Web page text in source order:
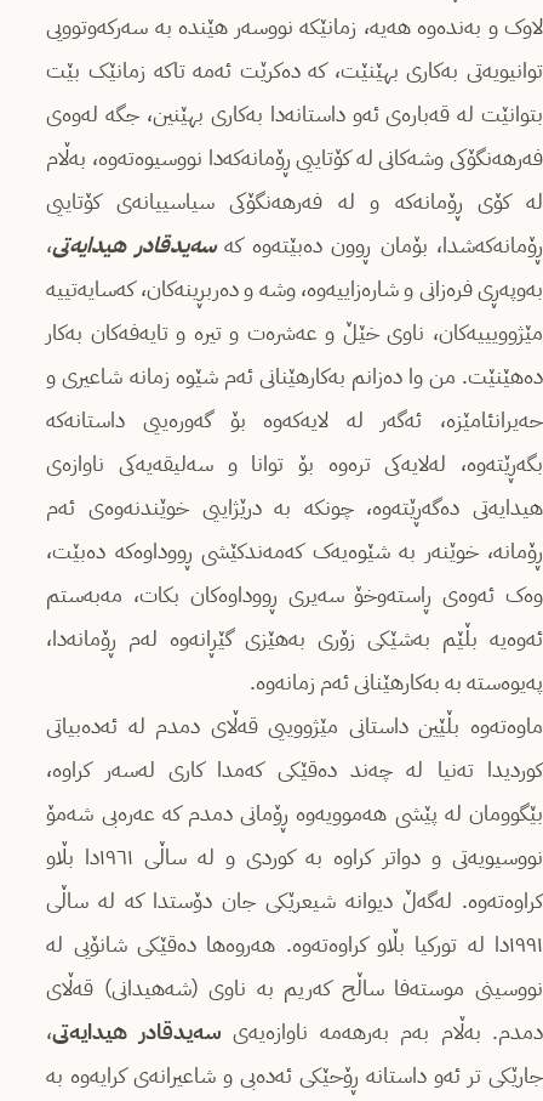
لاوک و بەندەوە هەیە، زمانێکە نووسەر هێندە بە سەرکەوتوویی
توانیویەتی بەکاری بهێنێت، کە دەکرێت ئەمە تاکە زمانێک بێت
بتوانێت لە قەبارەی ئەو داستانەدا بەکاری بهێنین، جگە لەوەی
فەرهەنگۆکی وشەکانی لە کۆتاییی ڕۆمانەکەدا نووسیوەتەوە، بەڵام
لە کۆی ڕۆمانەکە و لە فەرهەنگۆکی سیاسییانەی کۆتاییی
ڕۆمانەکەشدا، بۆمان ڕوون دەبێتەوە کەسه‌یدقادر هیدایەتی،
بەوپەڕی فره‌زانی و شارەزاییەوە، وشە و دەربڕینەکان، کەسایەتییە
مێژوویییەکان، ناوی خێڵ و عەشرەت و تیرە و تایەفەکان بەکار
دەهێنێت. من وا دەزانم بەکارهێنانی ئەم شێوە زمانە شاعیری و
حەیرانئامێزە، ئەگەر لە لایەکەوە بۆ گەورەییی داستانەکە
بگەڕێتەوە، لەلایەکی ترەوە بۆ توانا و سەلیقەیەکی ناوازەی
هیدایەتی دەگەڕێتەوە، چونکە بە درێژاییی خوێندنەوەی ئەم
ڕۆمانە، خوێنەر بە شێوەیەک کەمەندکێشی ڕووداوەکە دەبێت،
وەک ئەوەی ڕاستەوخۆ سەیری ڕووداوەکان بکات، مەبەستم
ئەوەیە بڵێم بەشێکی زۆری بەهێزی گێڕانەوە لەم ڕۆمانەدا،
پەیوەستە بە بەکارهێنانی ئەم زمانەوه‌.
ماوەتەوە بڵێین داستانی مێژووییی قەڵای دمدم لە ئەدەبیاتی
کوردیدا تەنیا له‌ چه‌ند ده‌قێكی كه‌مدا كاری له‌سه‌ر كراوه‌،
بێگوومان له‌ پێشی هه‌موویه‌وه‌ ڕۆمانی دمدم کە عەرەبی شەمۆ
نووسیویەتی و دواتر کراوە بە کوردی و لە ساڵی ١٩٦١دا بڵاو
کراوەتەوە. لەگەڵ دیوانە شیعرێکی جان دۆستدا کە لە ساڵی
١٩٩١دا لە تورکیا بڵاو کراوەتەوە. هەروەها دەقێکی شانۆیی لە
نووسینی موستەفا ساڵح کەریم بە ناوی (شەهیدانی) قەڵای
دمدم. به‌ڵام بەم بەرهەمە ناوازەیەی سه‌یدقادر هیدایەتی،
جارێکی تر ئەو داستانە ڕۆحێکی ئەدەبی و شاعیرانەی کرایەوە بە